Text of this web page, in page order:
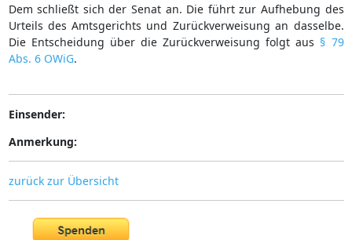
Dem schließt sich der Senat an. Die führt zur Aufhebung des
Urteils des Amtsgerichts und Zurückverweisung an dasselbe.
Die Entscheidung über die Zurückverweisung folgt aus § 79
Abs. 6 OWiG.
Einsender:
Anmerkung:
zurück zur Übersicht